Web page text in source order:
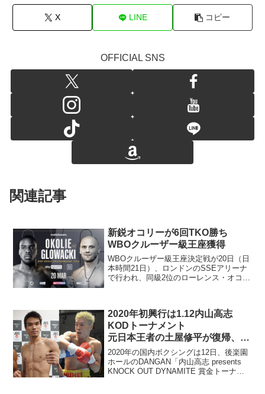
X LINE コピー
OFFICIAL SNS
関連記事
新鋭オコリーが6回TKO勝ち
WBOクルーザー級王座獲得
WBOクルーザー級王座決定戦が20日（日
本時間21日）、ロンドンのSSEアリーナ
で行われ、同級2位のローレンス・オコリ
ン...
2020年初興行は1.12内山高志
KODトーナメント
元日本王者の土屋修平が復帰、大
森将平も再起
2020年の国内ボクシングは12日、後楽園
ホールのDANGAN「内山高志 presents
KNOCK OUT DYNAMITE 賞金トーナメ